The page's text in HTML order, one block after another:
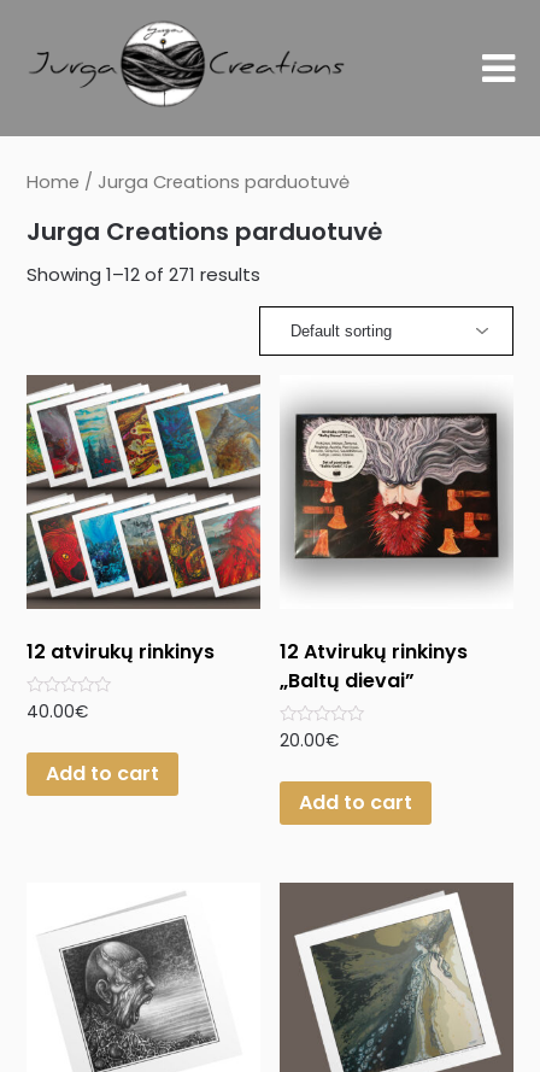
Home / Jurga Creations parduotuvė
Jurga Creations parduotuvė
Showing 1–12 of 271 results
12 atvirukų rinkinys
Rated
of
40.00€
Add to cart
12 Atvirukų rinkinys
„Baltų dievai”
Rated
of
20.00€
Add to cart